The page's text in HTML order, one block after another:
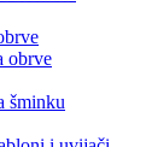
obrve
šminku